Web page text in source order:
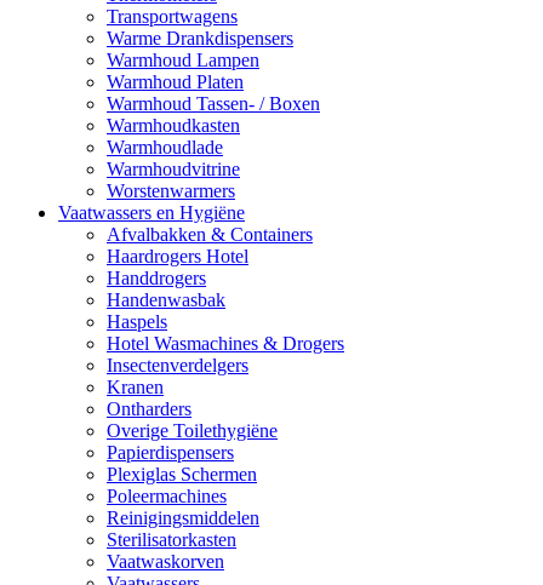
Transportwagens
Warme Drankdispensers
Warmhoud Lampen
Warmhoud Platen
Warmhoud Tassen- / Boxen
Warmhoudkasten
Warmhoudlade
Warmhoudvitrine
Worstenwarmers
Vaatwassers en Hygiëne
Afvalbakken & Containers
Haardrogers Hotel
Handdrogers
Handenwasbak
Haspels
Hotel Wasmachines & Drogers
Insectenverdelgers
Kranen
Ontharders
Overige Toilethygiëne
Papierdispensers
Plexiglas Schermen
Poleermachines
Reinigingsmiddelen
Sterilisatorkasten
Vaatwaskorven